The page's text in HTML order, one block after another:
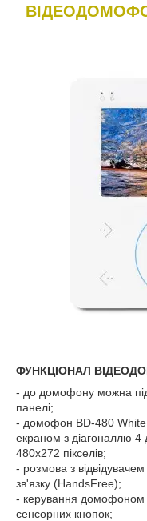
ФУНКЦІОНАЛ
- до домофону можна
панелі;
- домофон BD-480
екраном з діагоналлю 4
480х272 пікселів;
- розмова з
зв'язку (HandsFree);
- керування домофоном
сенсорних кнопок;